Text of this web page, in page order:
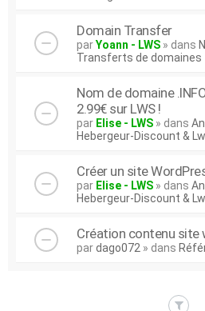
Domain Transfer
parYoann - LWS » dans
Transferts de domaines
Nom de domaine
2.99€ sur LWS !
par Elise - LWS » dans
Hebergeur-Discount &
Créer un site
par Elise - LWS » dans
Hebergeur-Discount &
Création contenu site
pardago072 » dans